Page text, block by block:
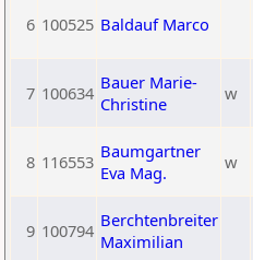
6 100525 Baldauf Marco
7 100634 Bauer Marie-
Christine
w
8 116553 Baumgartner
Eva Mag.
w
9 100794 Berchtenbreiter
Maximilian